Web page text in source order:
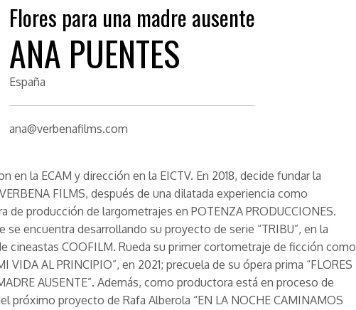
Flores para una madre ausente
ANA PUENTES
España
ana@verbenafilms.com
en la ECAM y dirección en la EICTV. En 2018, decide fundar la
FILMS, después de una dilatada experiencia como
de producción de largometrajes en POTENZA PRODUCCIONES.
se encuentra desarrollando su proyecto de serie “TRIBU”, en la
cineastas COOFILM. Rueda su primer cortometraje de ficción como
VIDA AL PRINCIPIO”, en 2021; precuela de su ópera prima “FLORES
AUSENTE”. Además, como productora está en proceso de
próximo proyecto de Rafa Alberola “EN LA NOCHE CAMINAMOS